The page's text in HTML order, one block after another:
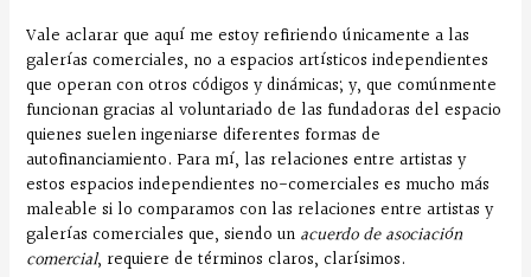
Vale aclarar que aquí me estoy refiriendo únicamente a las
galerías comerciales, no a espacios artísticos independientes
que operan con otros códigos y dinámicas; y, que comúnmente
funcionan gracias al voluntariado de las fundadoras del espacio
quienes suelen ingeniarse diferentes formas de
autofinanciamiento. Para mí, las relaciones entre artistas y
estos espacios independientes no-comerciales es mucho más
maleable si lo comparamos con las relaciones entre artistas y
galerías comerciales que, siendo un acuerdo de asociación
comercial, requiere de términos claros, clarísimos.